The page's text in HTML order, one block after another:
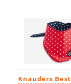
Knauders Best